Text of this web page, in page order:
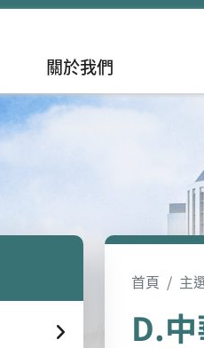
關於我們
首頁 主
D.